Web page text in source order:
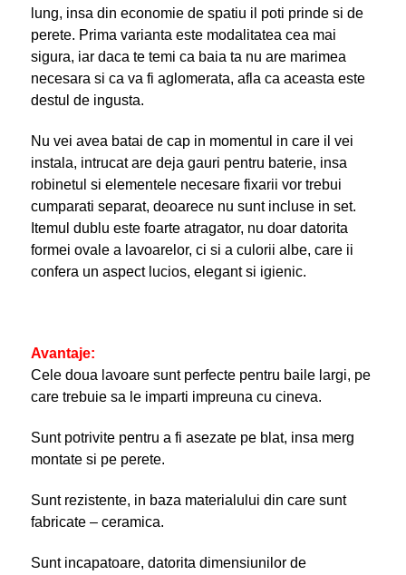
lung, insa din economie de spatiu il poti prinde si de
perete. Prima varianta este modalitatea cea mai
sigura, iar daca te temi ca baia ta nu are marimea
necesara si ca va fi aglomerata, afla ca aceasta este
destul de ingusta.
Nu vei avea batai de cap in momentul in care il vei
instala, intrucat are deja gauri pentru baterie, insa
robinetul si elementele necesare fixarii vor trebui
cumparati separat, deoarece nu sunt incluse in set.
Itemul dublu este foarte atragator, nu doar datorita
formei ovale a lavoarelor, ci si a culorii albe, care ii
confera un aspect lucios, elegant si igienic.
Avantaje:
Cele doua lavoare sunt perfecte pentru baile largi, pe
care trebuie sa le imparti impreuna cu cineva.
Sunt potrivite pentru a fi asezate pe blat, insa merg
montate si pe perete.
Sunt rezistente, in baza materialului din care sunt
fabricate – ceramica.
Sunt incapatoare, datorita dimensiunilor de